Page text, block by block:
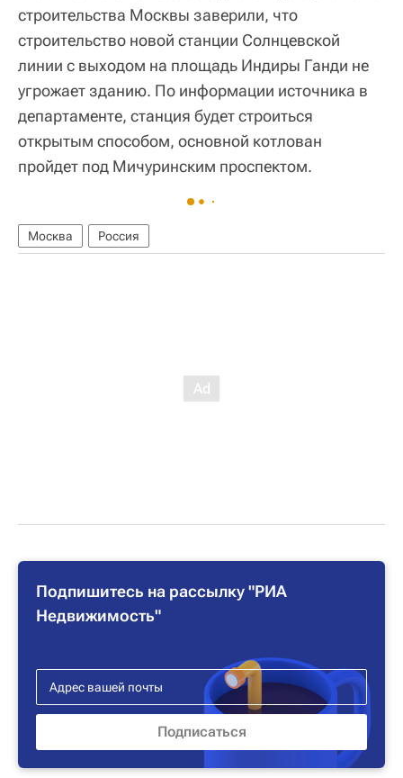
строительства Москвы заверили, что
строительство новой станции Солнцевской
линии с выходом на площадь Индиры Ганди не
угрожает зданию. По информации источника в
департаменте, станция будет строиться
открытым способом, основной котлован
пройдет под Мичуринским проспектом.
Москва Россия
Подпишитесь на рассылку "РИА
Недвижимость"